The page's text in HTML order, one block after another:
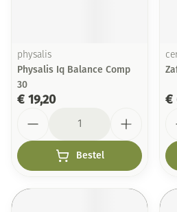
physalis
Physalis Iq Balance Comp
30
€ 19,20
Bestel
€